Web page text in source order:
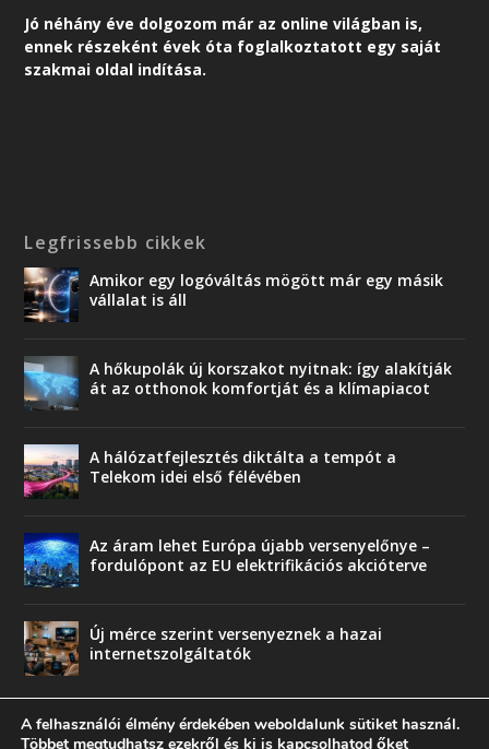
Jó néhány éve dolgozom már az online világban is,
ennek részeként évek óta foglalkoztatott egy saját
szakmai oldal indítása.
Legfrissebb cikkek
Amikor egy logóváltás mögött már egy másik
vállalat is áll
A hőkupolák új korszakot nyitnak: így alakítják
át az otthonok komfortját és a klímapiacot
A hálózatfejlesztés diktálta a tempót a
Telekom idei első félévében
Az áram lehet Európa újabb versenyelőnye –
fordulópont az EU elektrifikációs akcióterve
Új mérce szerint versenyeznek a hazai
internetszolgáltatók
A felhasználói élmény érdekében weboldalunk sütiket használ.
Többet megtudhatsz ezekről és ki is kapcsolhatod őket